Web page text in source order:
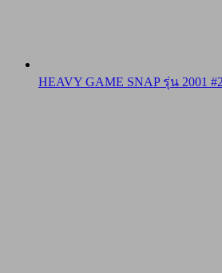
HEAVY GAME SNAP รุ่น 2001 #2